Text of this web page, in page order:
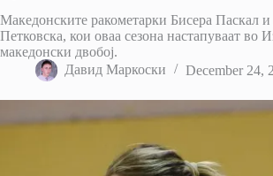
Македонските ракометарки Бисера Паскал
Петковска, кои оваа сезона настапуваат во
македонски двобој.
Давид Маркоски
December 24,